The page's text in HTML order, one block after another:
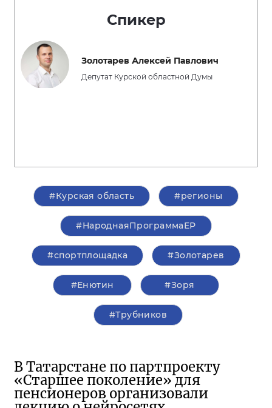
Спикер
Золотарев Алексей Павлович
Депутат Курской областной Думы
#Курская область #регионы
#НароднаяПрограммаЕР
#спортплощадка #Золотарев
#Енютин #Зоря
#Трубников
В Татарстане по партпроекту
«Старшее поколение» для
пенсионеров организовали